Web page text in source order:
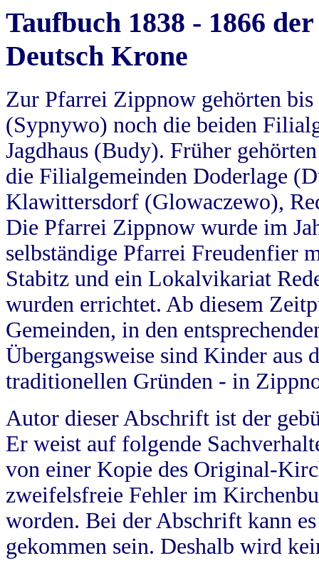
Taufbuch 1838 - 1866
Deutsch Krone
Zur Pfarrei Zippnow gehörten
(Sypnywo) noch die beiden
Jagdhaus (Budy). Früher
die Filialgemeinden Doderlage
Klawittersdorf (Glowaczewo),
Die Pfarrei Zippnow wurde im
selbständige Pfarrei Freudenfier
Stabitz und ein Lokalvikariat
wurden errichtet. Ab diesem
Gemeinden, in den
Übergangsweise sind Kinder aus
traditionellen Gründen - in
Autor dieser Abschrift ist der
Er weist auf folgende
von einer Kopie des Original-
zweifelsfreie Fehler im
worden. Bei der Abschrift kann
gekommen sein. Deshalb wird